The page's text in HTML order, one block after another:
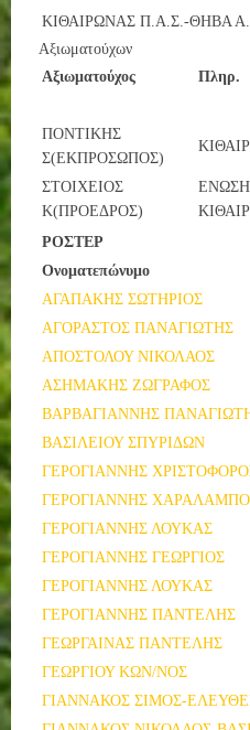
ΚΙΘΑΙΡΩΝΑΣ Π.Α.Σ.-ΘΗΒΑ
Αξιωματούχων
Αξιωματούχος
Πληρ.
ΠΟΝΤΙΚΗΣ
Σ(ΕΚΠΡΟΣΩΠΟΣ)
ΣΤΟΙΧΕΙΟΣ
Κ(ΠΡΟΕΔΡΟΣ)
ΡΟΣΤΕΡ
Ονοματεπώνυμο
ΑΓΑΠΑΚΗΣ ΣΩΤΗΡΙΟΣ
ΑΓΟΡΑΣΤΟΣ ΠΑΝΑΓΙΩΤΗΣ
ΑΠΟΣΤΟΛΟΥ ΝΙΚΟΛΑΟΣ
ΑΣΗΜΑΚΗΣ ΖΩΓΡΑΦΟΣ
ΒΑΡΒΑΓΙΑΝΝΗΣ
ΒΑΣΙΛΕΙΟΥ ΣΠΥΡΙΔΩΝ
ΓΕΡΟΓΙΑΝΝΗΣ
ΓΕΡΟΓΙΑΝΝΗΣ
ΓΕΡΟΓΙΑΝΝΗΣ ΛΟΥΚΑΣ
ΓΕΡΟΓΙΑΝΝΗΣ ΓΕΩΡΓΙΟΣ
ΓΕΡΟΓΙΑΝΝΗΣ ΛΟΥΚΑΣ
ΓΕΡΟΓΙΑΝΝΗΣ ΠΑΝΤΕΛΗΣ
ΓΕΩΡΓΑΙΝΑΣ ΠΑΝΤΕΛΗΣ
ΓΕΩΡΓΙΟΥ ΚΩΝ/ΝΟΣ
ΓΙΑΝΝΑΚΟΣ ΣΙΜΟΣ-